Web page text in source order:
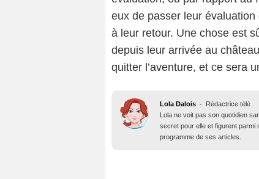
eux de passer leur
à leur retour. Une chose est
depuis leur arrivée au
quitter l’aventure, et ce sera
Lola Dalois - Rédactrice télé
Lola ne voit pas son quotidien
secret pour elle et figurent
programme de ses articles.